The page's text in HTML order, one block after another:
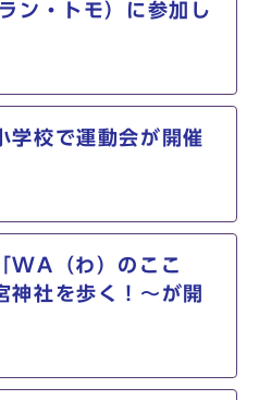
ン・トモ）に参加し
校で運動会が開催
WA（わ）のここ
神社を歩く！～が開